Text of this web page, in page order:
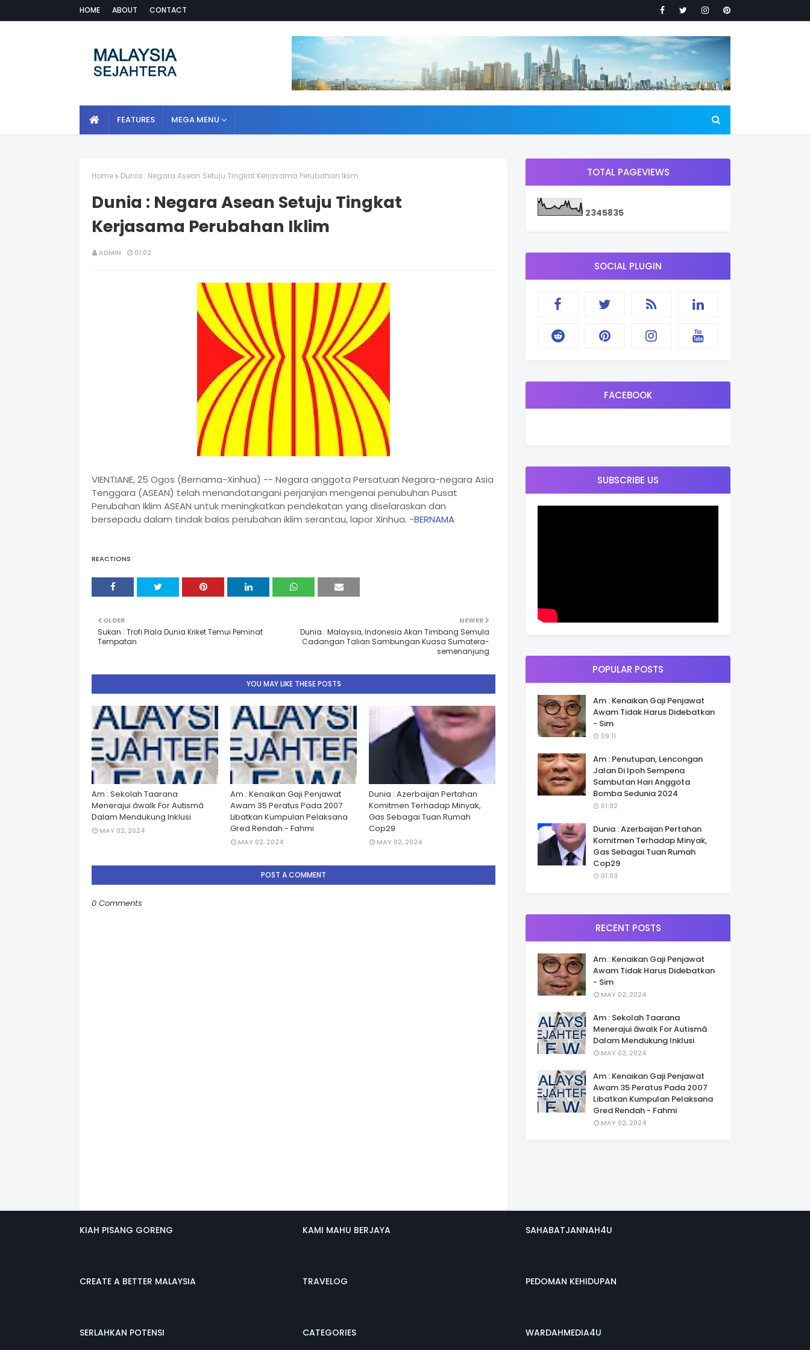
HOME ABOUT CONTACT
FEATURES MEGA MENU
Home Dunia : Negara Asean Setuju Tingkat Kerjasama Perubahan Iklim
Dunia : Negara Asean Setuju Tingkat
Kerjasama Perubahan Iklim
ADMIN 01:02
VIENTIANE, 25 Ogos (Bernama-Xinhua) -- Negara anggota Persatuan Negara-negara Asia
Tenggara (ASEAN) telah menandatangani perjanjian mengenai penubuhan Pusat
Perubahan Iklim ASEAN untuk meningkatkan pendekatan yang diselaraskan dan
bersepadu dalam tindak balas perubahan iklim serantau, lapor Xinhua. -BERNAMA
REACTIONS
NEWER
Dunia : Malaysia, Indonesia Akan Timbang Semula
Cadangan Talian Sambungan Kuasa Sumatera-
semenanjung
OLDER
Sukan : Trofi Piala Dunia Kriket Temui Peminat
Tempatan
YOU MAY LIKE THESE POSTS
Am : Sekolah Taarana
Menerajui âwalk For Autismâ
Dalam Mendukung Inklusi
MAY 02, 2024
Am : Kenaikan Gaji Penjawat
Awam 35 Peratus Pada 2007
Libatkan Kumpulan Pelaksana
Gred Rendah - Fahmi
MAY 02, 2024
Dunia : Azerbaijan Pertahan
Komitmen Terhadap Minyak,
Gas Sebagai Tuan Rumah
Cop29
MAY 02, 2024
POST A COMMENT
0 Comments
TOTAL PAGEVIEWS
2345835
SOCIAL PLUGIN
FACEBOOK
SUBSCRIBE US
POPULAR POSTS
Am : Kenaikan Gaji Penjawat
Awam Tidak Harus Didebatkan
- Sim
09:11
Am : Penutupan, Lencongan
Jalan Di Ipoh Sempena
Sambutan Hari Anggota
Bomba Sedunia 2024
01:02
Dunia : Azerbaijan Pertahan
Komitmen Terhadap Minyak,
Gas Sebagai Tuan Rumah
Cop29
01:03
RECENT POSTS
Am : Kenaikan Gaji Penjawat
Awam Tidak Harus Didebatkan
- Sim
MAY 02, 2024
Am : Sekolah Taarana
Menerajui âwalk For Autismâ
Dalam Mendukung Inklusi
MAY 02, 2024
Am : Kenaikan Gaji Penjawat
Awam 35 Peratus Pada 2007
Libatkan Kumpulan Pelaksana
Gred Rendah - Fahmi
MAY 02, 2024
KIAH PISANG GORENG
CREATE A BETTER MALAYSIA
SERLAHKAN POTENSI
KAMI MAHU BERJAYA
TRAVELOG
CATEGORIES
SAHABATJANNAH4U
PEDOMAN KEHIDUPAN
WARDAHMEDIA4U